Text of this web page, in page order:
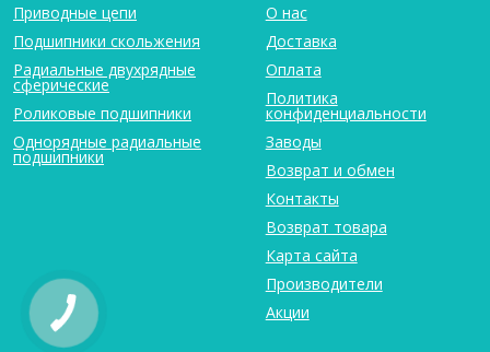
Приводные цепи
Подшипники скольжения
Радиальные двухрядные
сферические
Роликовые подшипники
Однорядные радиальные
подшипники
О нас
Доставка
Оплата
Политика
конфиденциальности
Заводы
Возврат и обмен
Контакты
Возврат товара
Карта сайта
Производители
Акции